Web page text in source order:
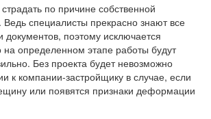
по причине собственной
Ведь специалисты прекрасно знают все
документов, поэтому исключается
на определенном этапе работы будут
Без проекта будет невозможно
к компании-застройщику в случае, если
или появятся признаки деформации